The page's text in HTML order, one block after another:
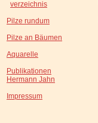
verzeichnis
Pilze rundum
Pilze an Bäumen
Aquarelle
Publikationen
Hermann Jahn
Impressum